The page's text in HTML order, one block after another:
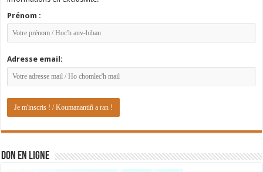
Prénom :
Adresse email:
DON EN LIGNE